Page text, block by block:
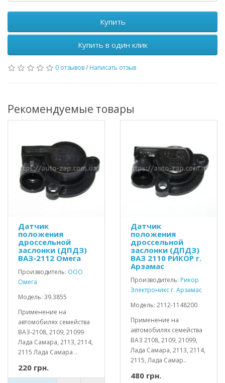
Купить
Купить в один клик
0 отзывов/ Написать отзыв
Рекомендуемые товары
Датчик
положения
дроссельной
заслонки (ДПДЗ)
ВАЗ-2112 Омега
Производитель: ООО
Омега
Модель: 39.3855
Применение на
автомобилях семейства
ВАЗ-2108, 2109, 21099
Лада Самара, 2113, 2114,
2115 Лада Самара ..
220 грн.
Датчик
положения
дроссельной
заслонки (ДПДЗ)
ВАЗ 2110 РИКОР г.
Арзамас
Производитель: Рикор
Электроникс г. Арзамас
Модель: 2112-1148200
Применение на
автомобилях семейства
ВАЗ 2108, 2109, 21099,
Лада Самара, 2113, 2114,
2115, Лада Самар..
480 грн.